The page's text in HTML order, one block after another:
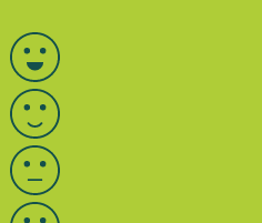
Bewertung auswählen